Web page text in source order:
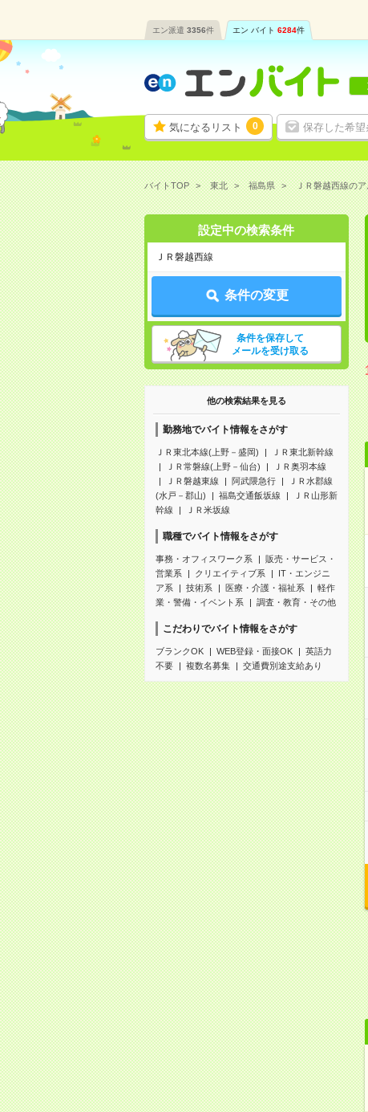
エン派遣 3356件 エン バイト 6284件
気になるリスト 0 保存した希望
バイトTOP 東北 福島県 ＪＲ磐越西線の
設定中の検索条件
ＪＲ磐越西線
条件の変更
条件を保存して
メールを受け取る
他の検索結果を見る
勤務地でバイト情報をさがす
ＪＲ東北本線(上野－盛岡)
ＪＲ東北新幹線
ＪＲ常磐線(上野－仙台)
ＪＲ奥羽本線
ＪＲ磐越東線
阿武隈急行
ＪＲ水郡線
(水戸－郡山)
福島交通飯坂線
ＪＲ山形新
幹線
ＪＲ米坂線
職種でバイト情報をさがす
事務・オフィスワーク系
販売・サービス・
営業系
クリエイティブ系
IT・エンジニ
ア系
技術系 医療・介護・福祉系
軽作
業・警備・イベント系
調査・教育・その他
こだわりでバイト情報をさがす
ブランクOK WEB登録・面接OK
英語力
不要
複数名募集 交通費別途支給あり